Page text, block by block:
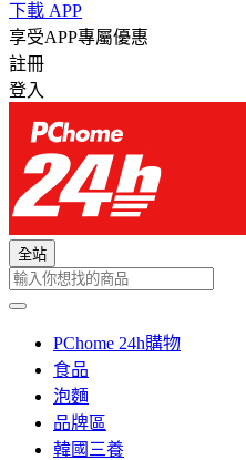
下載 APP
享受APP專屬優惠
註冊
登入
全站
PChome 24h購物
食品
泡麵
品牌區
韓國三養